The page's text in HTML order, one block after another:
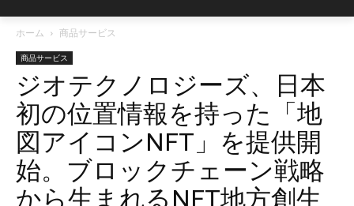
ホーム 商品サービス
商品サービス
ジオテクノロジーズ、日本
初の位置情報を持った「地
図アイコンNFT」を提供開
始。ブロックチェーン戦略
から生まれるNFT地方創生